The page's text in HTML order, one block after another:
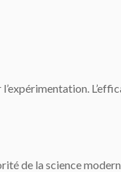
de la science